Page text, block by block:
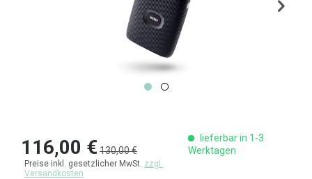
116,00 €130,00 €
Preise inkl. gesetzlicher MwSt. zzgl.
Versandkosten
lieferbar in 1-3
Werktagen